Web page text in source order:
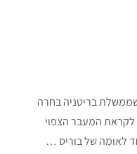
שממשלת בריטניה בחרה
המעבר הצפוי
לאומה של בוריס …